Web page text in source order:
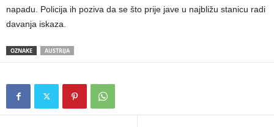
napadu. Policija ih poziva da se što prije jave u najbližu stanicu radi
davanja iskaza.
OZNAKE AUSTRIJA